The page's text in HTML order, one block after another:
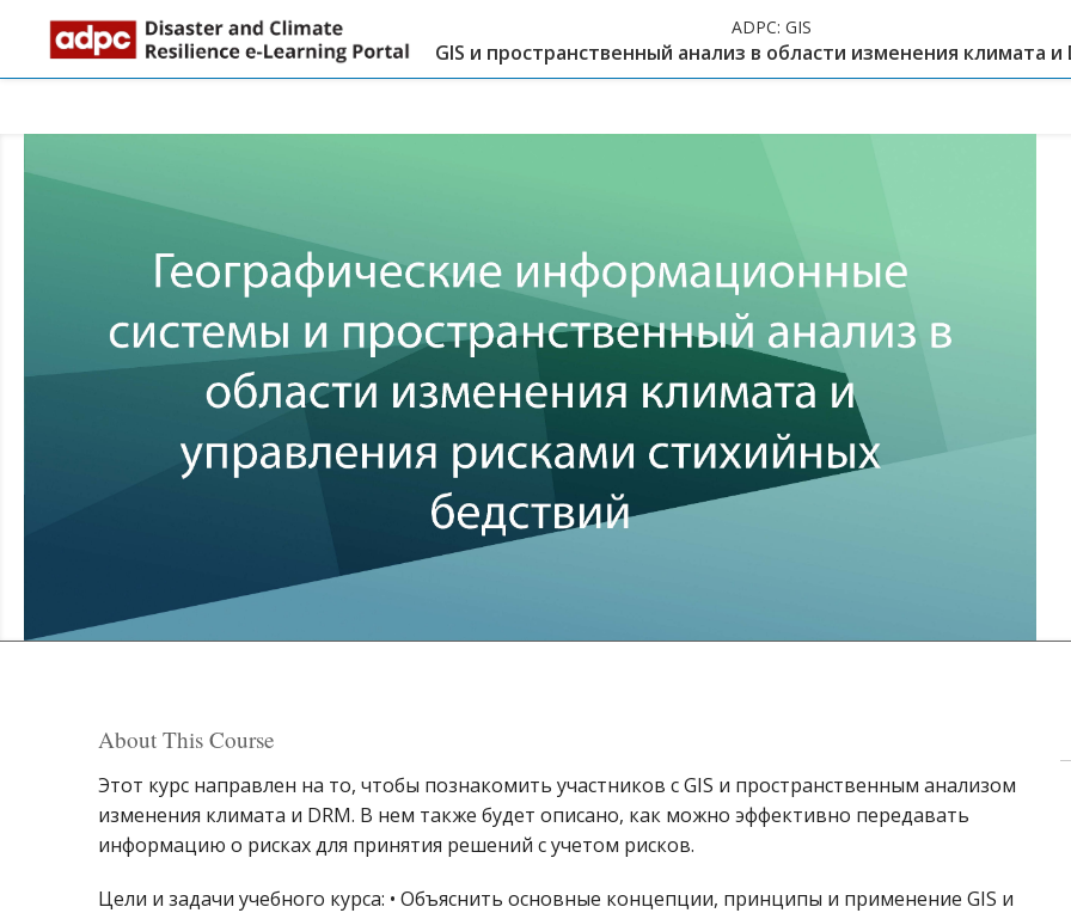
ADPC: GIS
GIS и пространственный анализ в области изменения климата и
About This Course
Этот курс направлен на то, чтобы познакомить участников с GIS и пространственным анализом
изменения климата и DRM. В нем также будет описано, как можно эффективно передавать
информацию о рисках для принятия решений с учетом рисков.
Цели и задачи учебного курса: • Объяснить основные концепции, принципы и применение GIS и